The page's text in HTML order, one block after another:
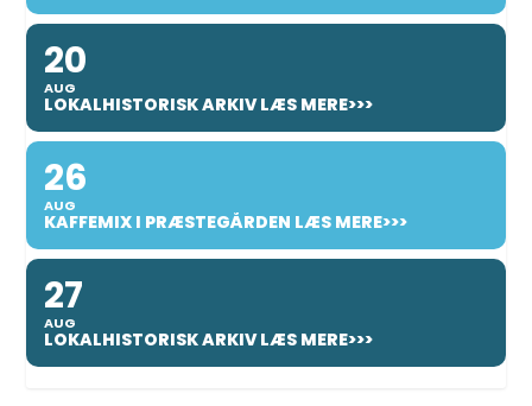
20
AUG
LOKALHISTORISK ARKIV LÆS MERE>>>
26
AUG
KAFFEMIX I PRÆSTEGÅRDEN LÆS MERE>>>
27
AUG
LOKALHISTORISK ARKIV LÆS MERE>>>